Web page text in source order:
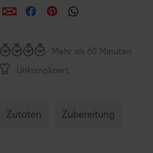
per E-Mail teilen
per Facebook teilen
per Pinterest teilen
Mehr als 60 Minuten
Unkompliziert
Zutaten Zubereitung